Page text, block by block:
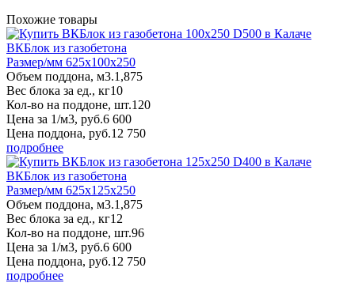
Похожие товары
ВКБлок из газобетона
Размер/мм 625x100x250
Объем поддона, м3.1,875
Вес блока за ед., кг10
Кол-во на поддоне, шт.120
Цена за 1/м3, руб.6 600
Цена поддона, руб.12 750
подробнее
ВКБлок из газобетона
Размер/мм 625x125x250
Объем поддона, м3.1,875
Вес блока за ед., кг12
Кол-во на поддоне, шт.96
Цена за 1/м3, руб.6 600
Цена поддона, руб.12 750
подробнее